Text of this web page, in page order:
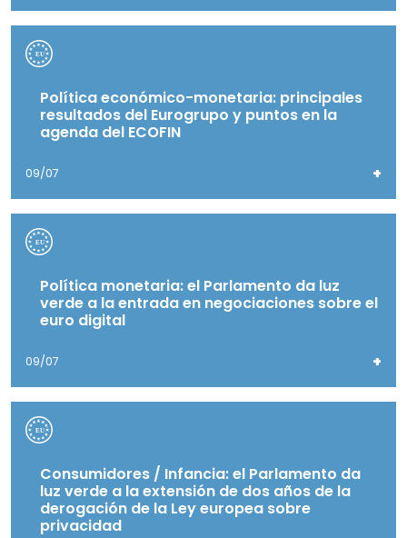
Política económico-monetaria: principales
resultados del Eurogrupo y puntos en la
agenda del ECOFIN
09/07 +
Política monetaria: el Parlamento da luz
verde a la entrada en negociaciones sobre el
euro digital
09/07 +
Consumidores / Infancia: el Parlamento da
luz verde a la extensión de dos años de la
derogación de la Ley europea sobre
privacidad